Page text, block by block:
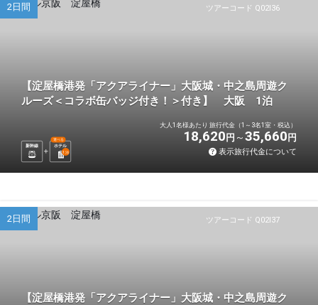
ツアーコード Q02I36
2日間
【淀屋橋港発「アクアライナー」大阪城・中之島周遊ク
ルーズ＜コラボ缶バッジ付き！＞付き】 大阪 1泊
新幹線 ホテル
選べる
1 泊
大人1名様あたり 旅行代金（1～3名1室・税込）
18,620 円 35,660 円
表示旅行代金について
ツアーコード Q02I37
2日間
【淀屋橋港発「アクアライナー」大阪城・中之島周遊ク